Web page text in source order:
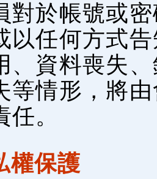
對於帳號或
以任何方式
、資料喪失
等情形，將
任。
權保護